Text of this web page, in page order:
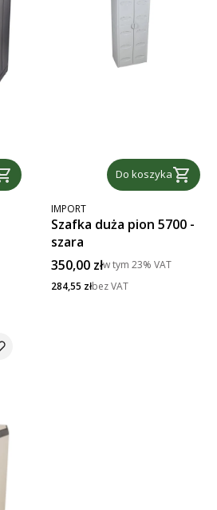
Do koszyka
PRODUCENT
IMPORT
Szafka duża pion 5700 -
szara
Cena brutto
350,00 złw tym 23% VAT
Cena netto
284,55 złbez VAT